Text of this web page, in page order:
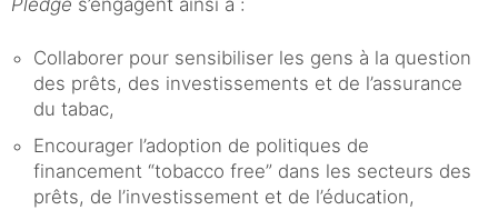
Collaborer pour sensibiliser les gens à la question
des prêts, des investissements et de l’assurance
du tabac,
Encourager l’adoption de politiques de
financement “tobacco free” dans les secteurs des
prêts, de l’investissement et de l’éducation,